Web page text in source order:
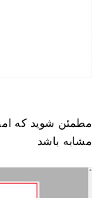
مطمئن شوید که
مشابه باشد